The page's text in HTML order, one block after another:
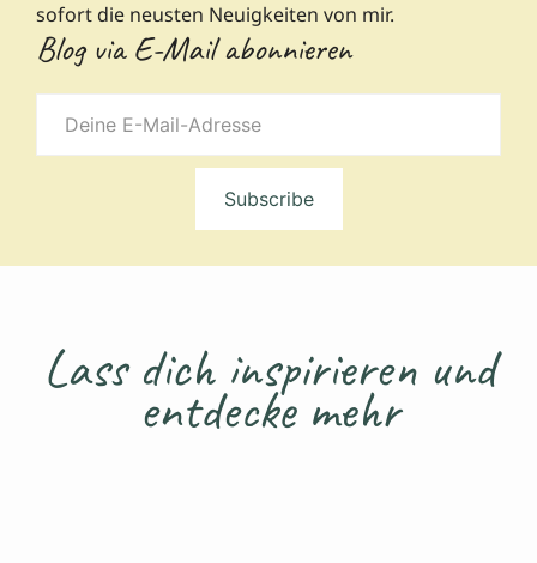
sofort die neusten Neuigkeiten von mir.
Blog via E-Mail abonnieren
Mail-
Subscribe
Lass dich inspirieren und
entdecke mehr